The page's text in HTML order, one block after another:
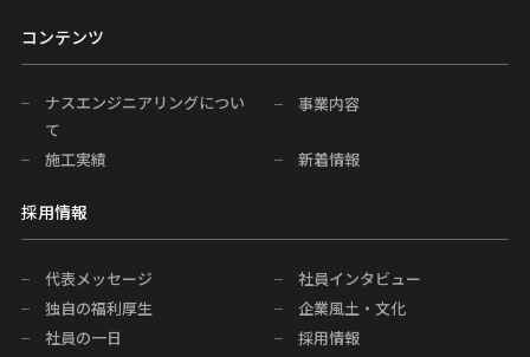
コンテンツ
ナスエンジニアリングについ
て
事業内容
施工実績 新着情報
採用情報
代表メッセージ
社員インタビュー
独自の福利厚生
企業風土・文化
社員の一日
採用情報